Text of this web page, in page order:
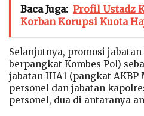
Baca Juga: Profil Ustadz
Korban Korupsi Kuota
Selanjutnya, promosi
berpangkat Kombes Pol)
jabatan IIIA1 (pangkat AKBP
personel dan jabatan
personel, dua di antaranya